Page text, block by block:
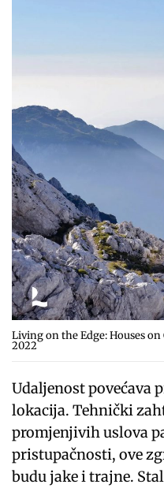
Living on the Edge: Houses
2022
Udaljenost povećava
lokacija. Tehnički
promjenjivih uslova
pristupačnosti, ove
budu jake i trajne.